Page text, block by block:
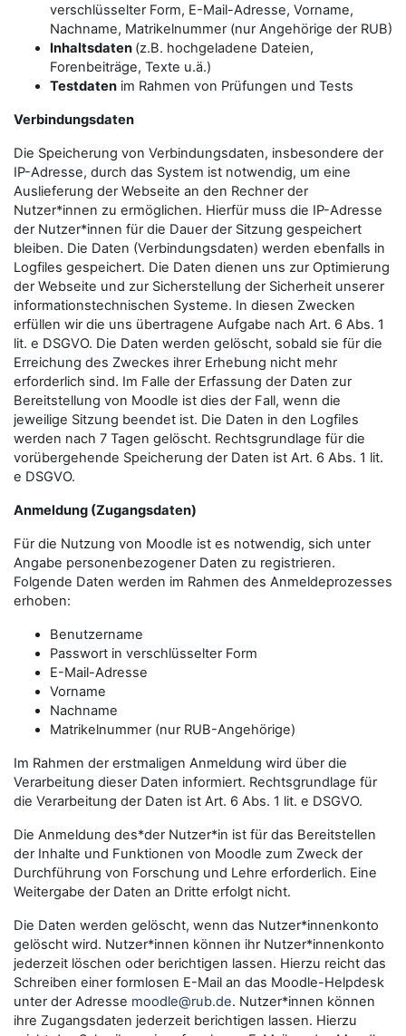
verschlüsselter Form, E-Mail-Adresse, Vorname,
Nachname, Matrikelnummer (nur Angehörige der RUB)
Inhaltsdaten (z.B. hochgeladene Dateien,
Forenbeiträge, Texte u.ä.)
Testdaten im Rahmen von Prüfungen und Tests
Verbindungsdaten
Die Speicherung von Verbindungsdaten, insbesondere der
IP-Adresse, durch das System ist notwendig, um eine
Auslieferung der Webseite an den Rechner der
Nutzer*innen zu ermöglichen. Hierfür muss die IP-Adresse
der Nutzer*innen für die Dauer der Sitzung gespeichert
bleiben. Die Daten (Verbindungsdaten) werden ebenfalls in
Logfiles gespeichert. Die Daten dienen uns zur Optimierung
der Webseite und zur Sicherstellung der Sicherheit unserer
informationstechnischen Systeme. In diesen Zwecken
erfüllen wir die uns übertragene Aufgabe nach Art. 6 Abs. 1
lit. e DSGVO. Die Daten werden gelöscht, sobald sie für die
Erreichung des Zweckes ihrer Erhebung nicht mehr
erforderlich sind. Im Falle der Erfassung der Daten zur
Bereitstellung von Moodle ist dies der Fall, wenn die
jeweilige Sitzung beendet ist. Die Daten in den Logfiles
werden nach 7 Tagen gelöscht. Rechtsgrundlage für die
vorübergehende Speicherung der Daten ist Art. 6 Abs. 1 lit.
e DSGVO.
Anmeldung (Zugangsdaten)
Für die Nutzung von Moodle ist es notwendig, sich unter
Angabe personenbezogener Daten zu registrieren.
Folgende Daten werden im Rahmen des Anmeldeprozesses
erhoben:
Benutzername
Passwort in verschlüsselter Form
E-Mail-Adresse
Vorname
Nachname
Matrikelnummer (nur RUB-Angehörige)
Im Rahmen der erstmaligen Anmeldung wird über die
Verarbeitung dieser Daten informiert. Rechtsgrundlage für
die Verarbeitung der Daten ist Art. 6 Abs. 1 lit. e DSGVO.
Die Anmeldung des*der Nutzer*in ist für das Bereitstellen
der Inhalte und Funktionen von Moodle zum Zweck der
Durchführung von Forschung und Lehre erforderlich. Eine
Weitergabe der Daten an Dritte erfolgt nicht.
Die Daten werden gelöscht, wenn das Nutzer*innenkonto
gelöscht wird. Nutzer*innen können ihr Nutzer*innenkonto
jederzeit löschen oder berichtigen lassen. Hierzu reicht das
Schreiben einer formlosen E-Mail an das Moodle-Helpdesk
unter der Adresse moodle@rub.de. Nutzer*innen können
ihre Zugangsdaten jederzeit berichtigen lassen. Hierzu